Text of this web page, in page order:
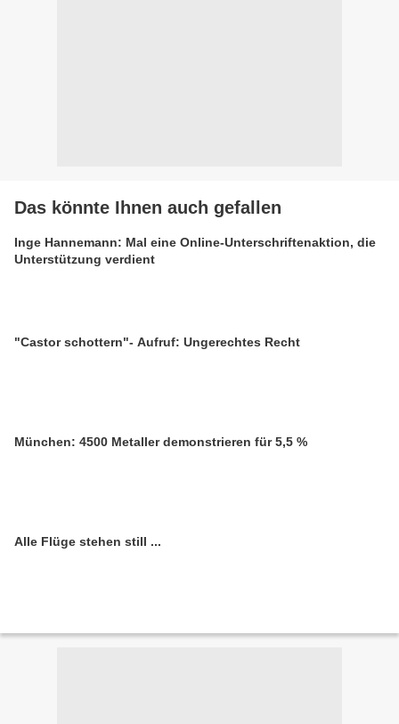
Das könnte Ihnen auch gefallen
Inge Hannemann: Mal eine Online-Unterschriftenaktion, die
Unterstützung verdient
"Castor schottern"- Aufruf: Ungerechtes Recht
München: 4500 Metaller demonstrieren für 5,5 %
Alle Flüge stehen still ...